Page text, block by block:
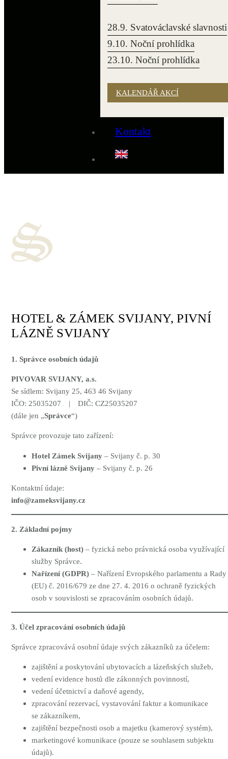
28.9. Svatováclavské slavnosti
9.10. Noční prohlídka
23.10. Noční prohlídka
KALENDÁŘ AKCÍ
Kontakt
HOTEL & ZÁMEK SVIJANY, PIVNÍ
LÁZNĚ SVIJANY
1. Správce osobních údajů
PIVOVAR SVIJANY, a.s.
Se sídlem: Svijany 25, 463 46 Svijany
IČO: 25035207 | DIČ: CZ25035207
(dále jen „Správce“)
Správce provozuje tato zařízení:
Hotel Zámek Svijany – Svijany č. p. 30
Pivní lázně Svijany – Svijany č. p. 26
Kontaktní údaje:
info@zameksvijany.cz
2. Základní pojmy
Zákazník (host) – fyzická nebo právnická osoba využívající
služby Správce.
Nařízení (GDPR) – Nařízení Evropského parlamentu a Rady
(EU) č. 2016/679 ze dne 27. 4. 2016 o ochraně fyzických
osob v souvislosti se zpracováním osobních údajů.
3. Účel zpracování osobních údajů
Správce zpracovává osobní údaje svých zákazníků za účelem:
zajištění a poskytování ubytovacích a lázeňských služeb,
vedení evidence hostů dle zákonných povinností,
vedení účetnictví a daňové agendy,
zpracování rezervací, vystavování faktur a komunikace
se zákazníkem,
zajištění bezpečnosti osob a majetku (kamerový systém),
marketingové komunikace (pouze se souhlasem subjektu
údajů).